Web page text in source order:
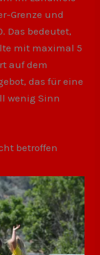
Grenze und
Das bedeutet,
mit maximal 5
auf dem
das für eine
wenig Sinn
betroffen